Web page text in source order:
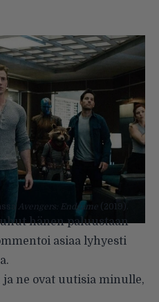
Avengers: Endgame (2019).
hänen paluustaan
asiaa lyhyesti
ne ovat uutisia minulle,